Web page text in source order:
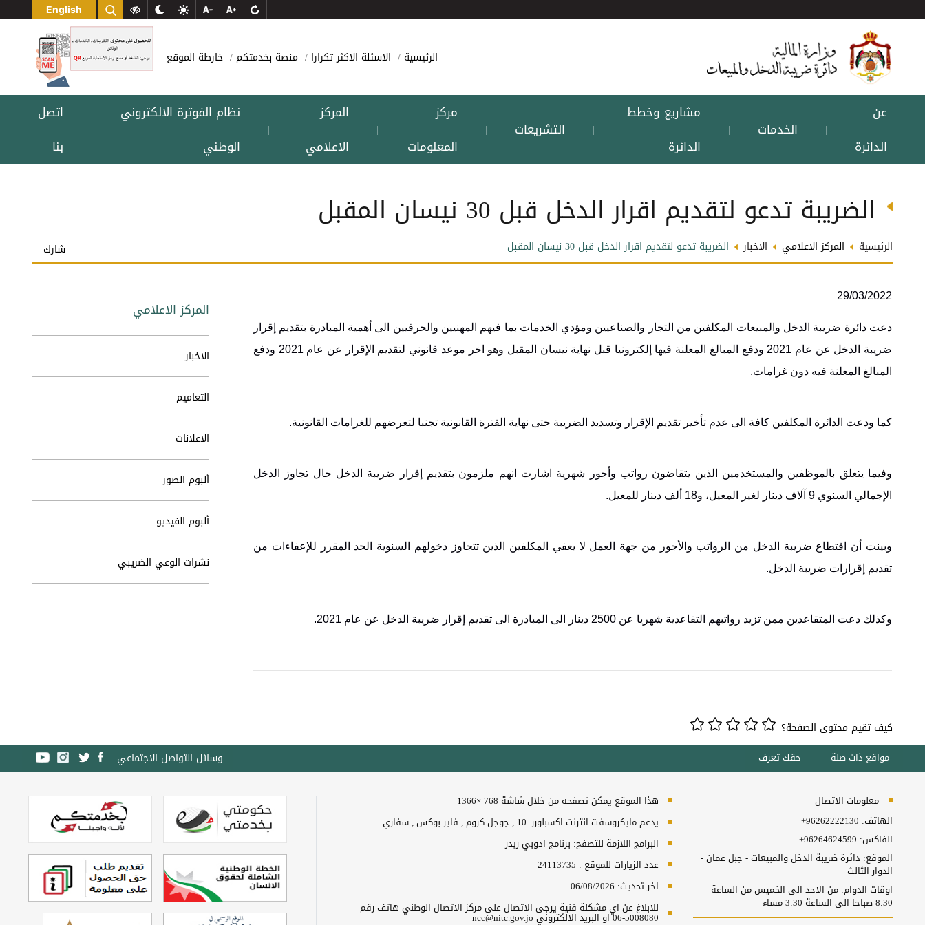
English
الرئيسية الاسئلة الاكثر تكرارا منصة بخدمتكم خارطة الموقع
عن
الدائرة
| الخدمات |
مشاريع وخطط
الدائرة
| التشريعات |
مركز
المعلومات
|
المركز
الاعلامي
|
نظام الفوترة الالكتروني
الوطني
|
اتصل
بنا
الضريبة تدعو لتقديم اقرار الدخل قبل 30 نيسان المقبل
الرئيسية المركز الاعلامي الاخبار الضريبة تدعو لتقديم اقرار الدخل قبل 30 نيسان المقبل شارك
29/03/2022
دعت دائرة ضريبة الدخل والمبيعات المكلفين من التجار والصناعيين ومؤدي الخدمات بما فيهم المهنيين والحرفيين الى أهمية المبادرة بتقديم إقرار
ضريبة الدخل عن عام 2021 ودفع المبالغ المعلنة فيها إلكترونيا قبل نهاية نيسان المقبل وهو اخر موعد قانوني لتقديم الإقرار عن عام 2021 ودفع
المبالغ المعلنة فيه دون غرامات.
كما ودعت الدائرة المكلفين كافة الى عدم تأخير تقديم الإقرار وتسديد الضريبة حتى نهاية الفترة القانونية تجنبا لتعرضهم للغرامات القانونية.
وفيما يتعلق بالموظفين والمستخدمين الذين يتقاضون رواتب وأجور شهرية اشارت انهم ملزمون بتقديم إقرار ضريبة الدخل حال تجاوز الدخل
الإجمالي السنوي 9 آلاف دينار لغير المعيل، و18 ألف دينار للمعيل
.
وبينت أن اقتطاع ضريبة الدخل من الرواتب والأجور من جهة العمل لا يعفي المكلفين الذين تتجاوز دخولهم السنوية الحد المقرر للإعفاءات من
تقديم إقرارات ضريبة الدخل.
وكذلك دعت المتقاعدين ممن تزيد رواتبهم التقاعدية شهريا عن 2500 دينار الى المبادرة الى تقديم إقرار ضريبة الدخل عن عام 2021 .
المركز الاعلامي
الاخبار
التعاميم
الاعلانات
ألبوم الصور
ألبوم الفيديو
نشرات الوعي الضريبي
كيف تقيم محتوى الصفحة؟
مواقع ذات صلة حقك تعرف وسائل التواصل الاجتماعي
معلومات الاتصال
الهاتف: +96262222130
الفاكس: +96264624599
الموقع: دائرة ضريبة الدخل والمبيعات - جبل عمان -
الدوار الثالث
اوقات الدوام: من الاحد الى الخميس من الساعة
8:30 صباحا الى الساعة 3:30 مساء
هذا الموقع يمكن تصفحه من خلال شاشة 768 ×1366
يدعم مايكروسفت انترنت اكسبلورر+10 , جوجل كروم , فاير بوكس , سفاري
البرامج اللازمة للتصفح: برنامج ادوبي ريدر
عدد الزيارات للموقع : 24113735
اخر تحديث: 06/08/2026
للابلاغ عن اي مشكلة فنية يرجى الاتصال على مركز الاتصال الوطني هاتف رقم
5008080-06 او البريد الالكتروني ncc@nitc.gov.jo